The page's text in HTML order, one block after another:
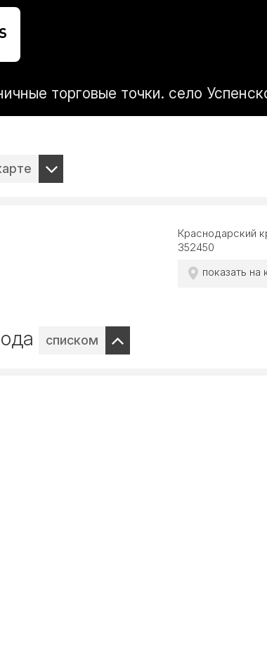
торговые точки. село
Краснодарский
352450
показать на
списком